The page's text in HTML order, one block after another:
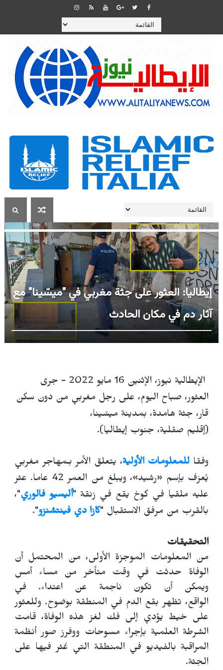
إيطاليا: العثور على جثة مغربي في "ميسّينا" مع
آثار دم في مكان الحادث
الإيطالية نيوز، الإثنين 16 مايو 2022 -
جرى
العثور، صباح اليوم، على رجل مغربي من دون سكن
قار، جثة هامدة، بمدينة ميسّينا،
(إقليم صقلية، جنوب إيطاليا).
وفقا للمعلومات الأولية، يتعلق الأمر بـمهاجر مغربي
يُعرَف بإسم «رشيد»
، ويبلغ من العمر 42 عاما. عثر
عليه ملقيا في كوخ يقع في زنقة "أليسيو فالوري"،
بالقرب من مرفق الاستقبال "كازا دي فينتشنزو".
التحقيقات
من المعلومات الموجزة الأولى، من المحتمل أن
الوفاة حدثت في وقت متأخر من مساء أمس
ويمكن أن تكون ناجمة عن اعتداء. في
الواقع، تظهر بقع الدم في المنطقة بوضوح. وللعثور
على خيط يؤدي إلى فك لغز هذه الوفاة، قامت
الشرطة العلمية بإجراء مسوحات ووفرز صور أنظمة
المراقبة بالفيديو في المنطقة التي عُثر فيها على
الجثة.